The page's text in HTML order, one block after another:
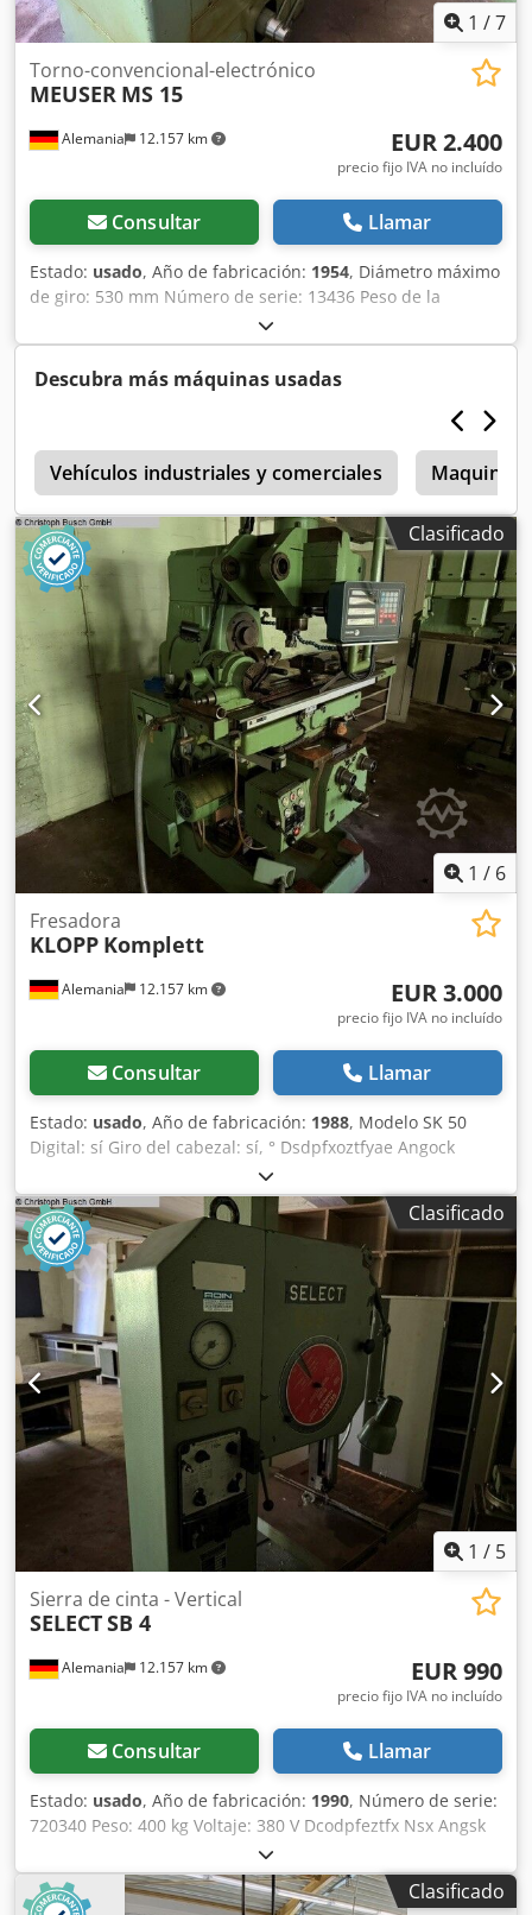
1 /7
Alemania 12.157 km
Torno-convencional-electrónico
MEUSER MS 15
EUR 2.400
precio fijo IVA no incluído
Consultar Llamar
Estado: usado, Año de fabricación: 1954, Diámetro máximo
de giro: 530 mm Número de serie: 13436 Peso de la
máquina: aprox. 1,4 t Dcjdpfxoztfygs Angok
Descubra más máquinas usadas
Vehículos industriales y comerciales
Clasificado
1 / 6
Alemania 12.157 km
Fresadora
KLOPP Komplett
EUR 3.000
precio fijo IVA no incluído
Consultar Llamar
Estado: usado, Año de fabricación: 1988, Modelo SK 50
Digital: sí Giro del cabezal: sí, ° Dsdpfxoztfyae Angock
Cabezal dividido: automático, sí Recorrido en el eje X: 1000
mm Peso: 3 t
Clasificado
1 / 5
Alemania 12.157 km
Sierra de cinta - Vertical
SELECTSB 4
EUR 990
precio fijo IVA no incluído
Consultar Llamar
Estado: usado, Año de fabricación: 1990, Número de serie:
720340 Peso: 400 kg Voltaje: 380 V Dcodpfeztfx Nsx Angsk
Longitud de la lámina: 3400 mm Longitud mínima de la
lámina: 3200 mm
Clasificado